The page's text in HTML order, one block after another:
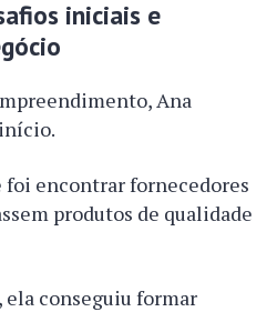
iniciais e
Ana
encontrar fornecedores
produtos de qualidade
ela conseguiu formar